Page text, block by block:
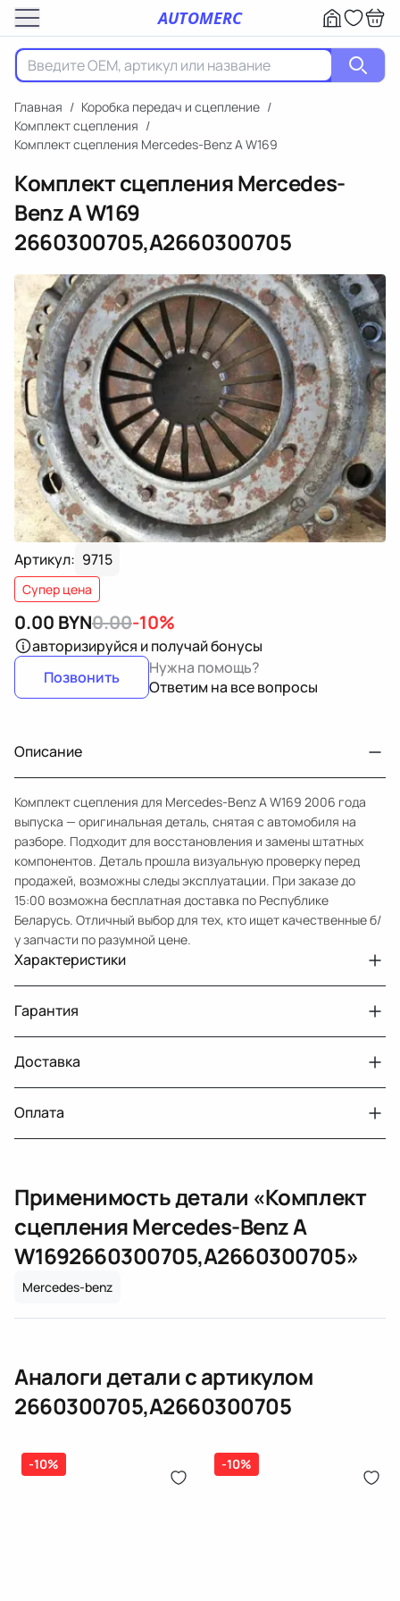
AUTOMERC
Главная / Коробка передач и сцепление /
Комплект сцепления /
Комплект сцепления Mercedes-Benz A W169
Комплект сцепления Mercedes-
Benz A W169
2660300705,A2660300705
Артикул: 9715
Супер цена
0.00 BYN0.00-10%
авторизируйся и получай бонусы
Позвонить
Нужна помощь?
Ответим на все вопросы
Описание
Комплект сцепления для Mercedes-Benz A W169 2006 года
выпуска — оригинальная деталь, снятая с автомобиля на
разборе. Подходит для восстановления и замены штатных
компонентов. Деталь прошла визуальную проверку перед
продажей, возможны следы эксплуатации. При заказе до
15:00 возможна бесплатная доставка по Республике
Беларусь. Отличный выбор для тех, кто ищет качественные б/
у запчасти по разумной цене.
Характеристики
Авто
MercedesBenz A W169
Год
2006
Тег
Мерседес Бенс АКласс
Гарантия
Двигатели с навесным или без навесного
оборудования
30 дней
Датчик давления топлива, насос
топлива, ТНВД (бензин, дизель), форсунка
бензиновая (дизельная) механическая
(электрическая), инжектор
(распределитель впрыска топлива),
дозатор-распределитель топлива
14 дней
Подробнее о гарантии в разделеГарантия
Доставка
Доставка и Оплата
Оплата
Оплата онлайн
ЕРИП
Применимость детали «Комплект
сцепления Mercedes-Benz A
W1692660300705,A2660300705»
Mercedes-benz
Аналоги детали с артикулом
2660300705,A2660300705
-10% -10%